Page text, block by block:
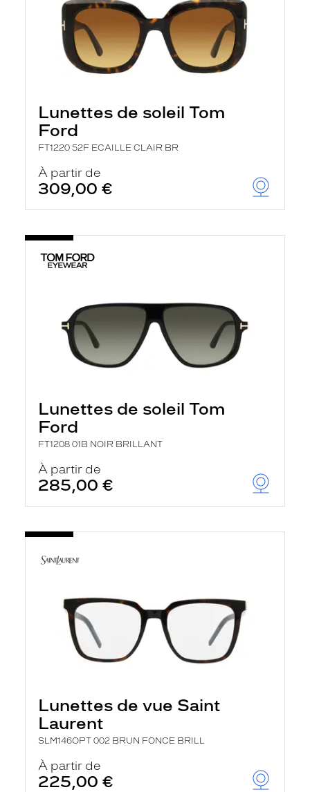
Lunettes de soleil Tom
Ford
FT1220 52F ECAILLE CLAIR BR
À partir de
309,00 €
Lunettes de soleil Tom
Ford
FT1208 01B NOIR BRILLANT
À partir de
285,00 €
Lunettes de vue Saint
Laurent
SLM146OPT 002 BRUN FONCE BRILL
À partir de
225,00 €